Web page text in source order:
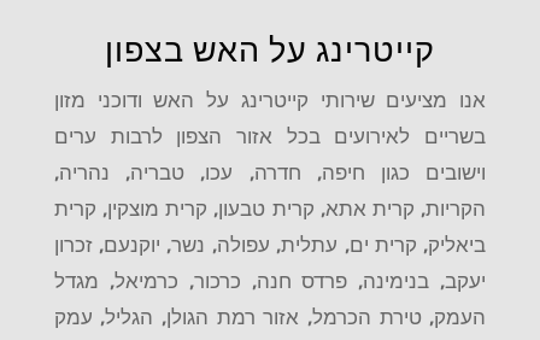
קייטרינג על האש בצפון
אנו מציעים שירותי קייטרינג על האש ודוכני מזון
בשריים לאירועים בכל אזור הצפון לרבות ערים
וישובים כגון חיפה, חדרה, עכו, טבריה, נהריה,
הקריות, קרית אתא, קרית טבעון, קרית מוצקין, קרית
ביאליק, קרית ים, עתלית, עפולה, נשר, יוקנעם, זכרון
יעקב, בנימינה, פרדס חנה, כרכור, כרמיאל, מגדל
העמק, טירת הכרמל, אזור רמת הגולן, הגליל, עמק